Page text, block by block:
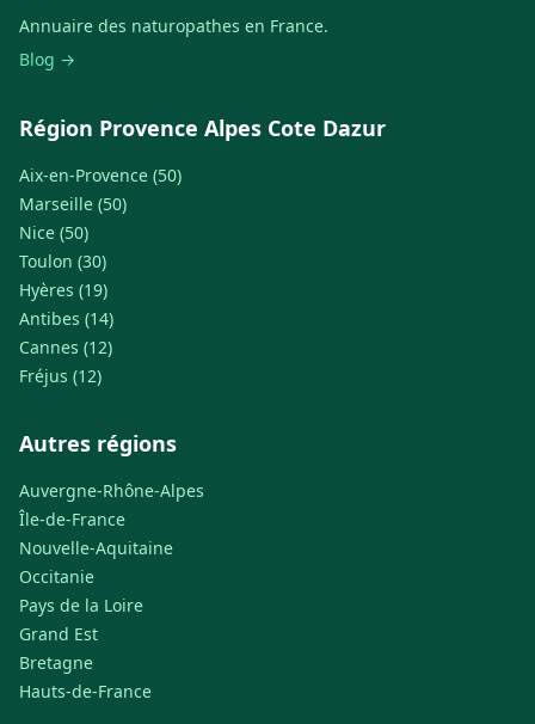
Annuaire des naturopathes en France.
Blog →
Région Provence Alpes Cote Dazur
Aix-en-Provence (50)
Marseille (50)
Nice (50)
Toulon (30)
Hyères (19)
Antibes (14)
Cannes (12)
Fréjus (12)
Autres régions
Auvergne-Rhône-Alpes
Île-de-France
Nouvelle-Aquitaine
Occitanie
Pays de la Loire
Grand Est
Bretagne
Hauts-de-France